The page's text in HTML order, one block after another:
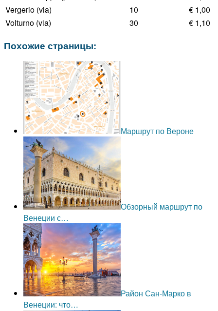
Vergerio (via)
10
€ 1,00
Volturno (via)
30 € 1,10
Похожие страницы:
Маршрут по Вероне
Обзорный маршрут по
Венеции с…
Район Сан-Марко в
Венеции: что…